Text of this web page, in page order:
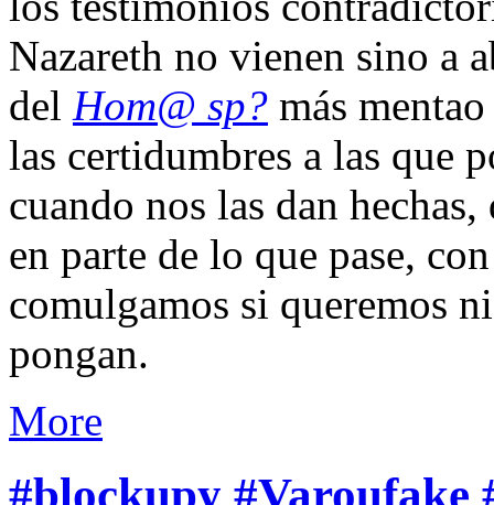
Nazareth no vienen sino a
del Hom@ sp? más
las certidumbres a las que
cuando nos las dan
en parte de lo que pase,
comulgamos si queremos
pongan.
More
#blockupy #Varoufake